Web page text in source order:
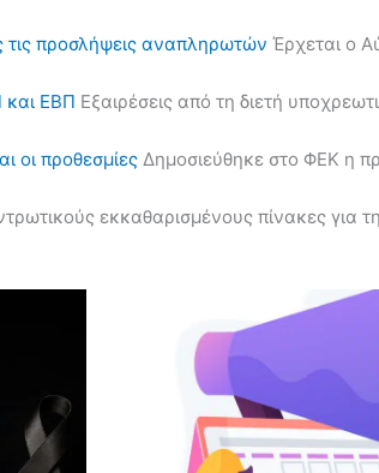
τις προσλήψεις αναπληρωτών Έρχεται ο
και ΕΒΠ Εξαιρέσεις από τη διετή
οι προθεσμίες Δημοσιεύθηκε στο ΦΕΚ η
εκκαθαρισμένους πίνακες για